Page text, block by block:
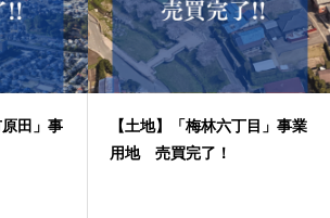
原田」事
【土地】「梅林六丁目」事業
用地 売買完了！